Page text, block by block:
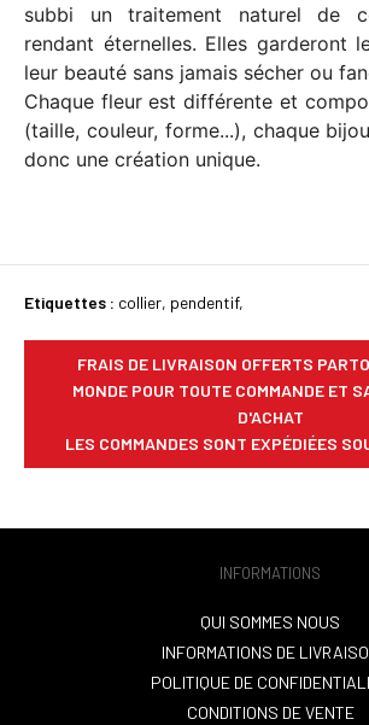
subbi un traitement naturel de
rendant éternelles. Elles garderont
leur beauté sans jamais sécher ou
Chaque fleur est différente et
(taille, couleur, forme...), chaque
donc une création unique.
Etiquettes : collier, pendentif,
FRAIS DE LIVRAISON OFFERTS
MONDE POUR TOUTE COMMANDE ET
D'ACHAT
LES COMMANDES SONT EXPÉDIÉES
INFORMATIONS
QUI SOMMES NOUS
INFORMATIONS DE
POLITIQUE DE
CONDITIONS DE VENTE